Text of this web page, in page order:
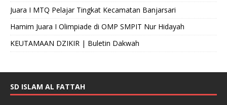
Juara I MTQ Pelajar Tingkat Kecamatan Banjarsari
Hamim Juara I Olimpiade di OMP SMPIT Nur Hidayah
KEUTAMAAN DZIKIR | Buletin Dakwah
SD ISLAM AL FATTAH